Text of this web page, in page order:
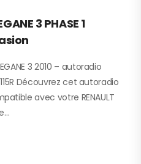
3 PHASE 1
3 2010 – autoradio
Découvrez cet autoradio
avec votre RENAULT